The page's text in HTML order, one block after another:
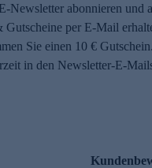
Newsletter abonnieren und
Gutscheine per E-Mail
Sie einen 10 €
in den Newsletter-E-